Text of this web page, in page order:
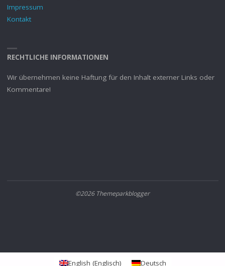
Impressum
Kontakt
RECHTLICHE INFORMATIONEN
Wir übernehmen keine Haftung für den Inhalt externer Links oder
Kommentare!
©2026 Themeparkblogger
English (Englisch) Deutsch